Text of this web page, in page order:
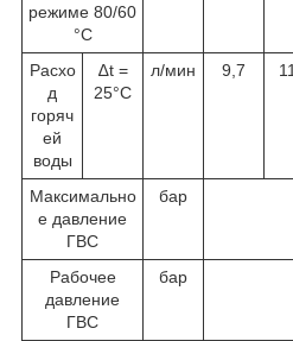
режиме 80/60
°C
Расхо
д
горяч
ей
воды
∆t =
25°C
л/мин 9,7
Максимально
е давление
ГВС
бар
Рабочее
давление
ГВС
бар